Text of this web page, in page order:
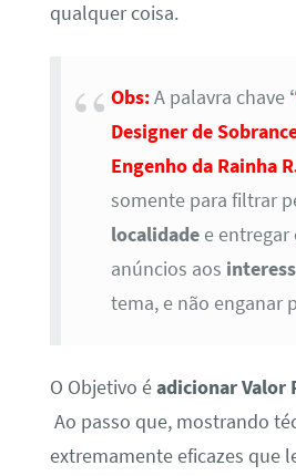
qualquer coisa.
Obs:A palavra chave
Designer de
Engenho da Rainha
somente para filtrar
localidadee entregar
anúncios aos
tema, e não enganar
O Objetivo éadicionar Valor
Ao passo que, mostrando
extremamente eficazes que